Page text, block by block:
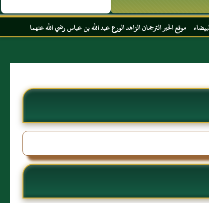
الزاهد الورع عبد الله بن عباس رضي الله عنهما